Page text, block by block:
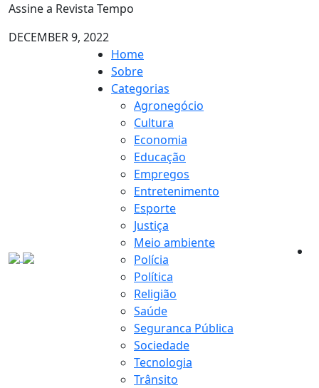
Assine a Revista Tempo
DECEMBER 9, 2022
Home
Sobre
Categorias
Agronegócio
Cultura
Economia
Educação
Empregos
Entretenimento
Esporte
Justiça
Meio ambiente
Polícia
Política
Religião
Saúde
Seguranca Pública
Sociedade
Tecnologia
Trânsito